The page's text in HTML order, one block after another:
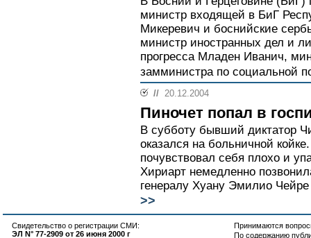
министр входящей в БиГ
Микеревич и боснийские
министр иностранных дел и
прогресса Младен Иванич,
замминистра по социальной
// 20.12.2004
Пиночет попал в
В субботу бывший диктатор
оказался на больничной
почувствовал себя плохо и
Хириарт немедленно
генералу Хуану Эмилио
>>
Свидетельство о регистрации СМИ:
ЭЛ N° 77-2909 от 26 июня 2000 г
Принимаются
По содержанию